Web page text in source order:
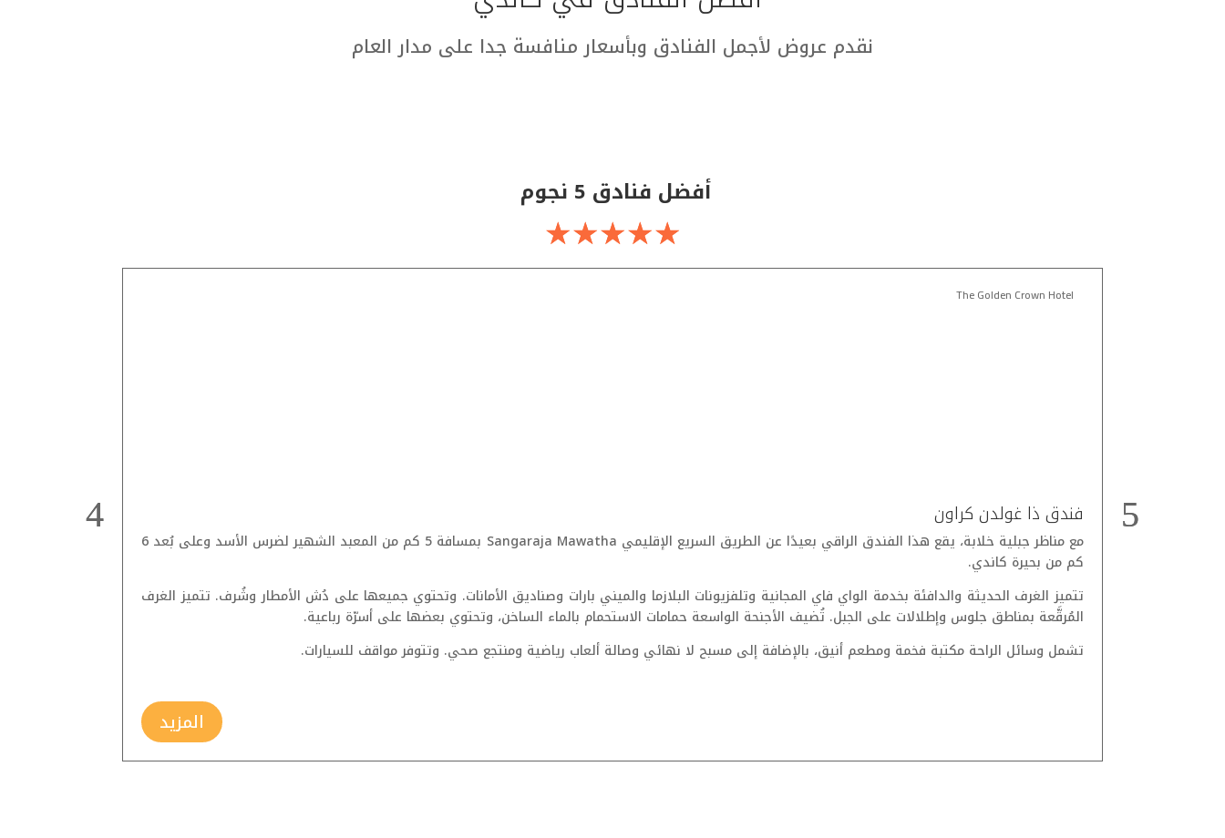
نقدم عروض لأجمل الفنادق وبأسعار منافسة جدا على مدار العام
أفضل فنادق 5 نجوم
☆☆☆☆☆
The Golden Crown Hotel
فندق ذا غولدن كراون
مع مناظر جبلية خلابة، يقع هذا الفندق الراقي بعيدًا عن الطريق السريع الإقليمي Sangaraja Mawatha بمسافة 5 كم من المعبد الشهير لضرس الأسد وعلى بُعد 6
كم من بحيرة كاندي.
تتميز الغرف الحديثة والدافئة بخدمة الواي فاي المجانية وتلفزيونات البلازما والميني بارات وصناديق الأمانات. وتحتوي جميعها على دُش الأمطار وشُرف. تتميز الغرف
المُرقَّعة بمناطق جلوس وإطلالات على الجبل. تُضيف الأجنحة الواسعة حمامات الاستحمام بالماء الساخن، وتحتوي بعضها على أسرّة رباعية.
تشمل وسائل الراحة مكتبة فخمة ومطعم أنيق، بالإضافة إلى مسبح لا نهائي وصالة ألعاب رياضية ومنتجع صحي. وتتوفر مواقف للسيارات.
المزيد